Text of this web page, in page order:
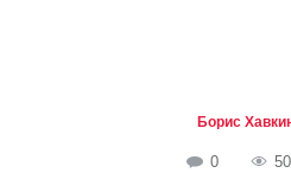
Борис
0